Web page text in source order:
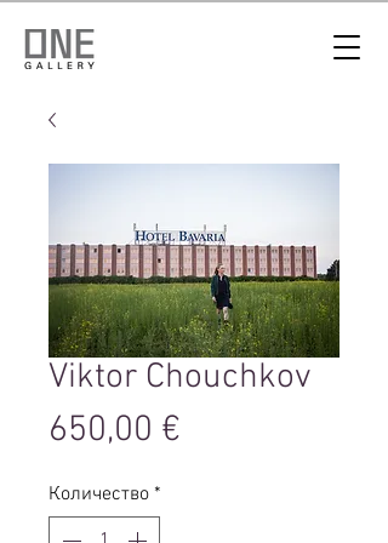
Viktor Chouchkov
650,00 €
Количество *